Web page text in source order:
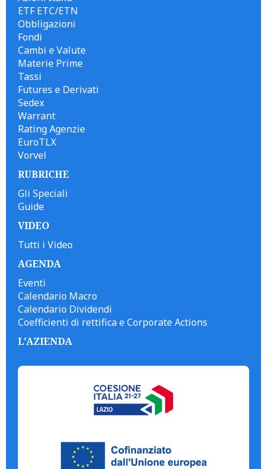
ETF ETC/ETN
Obbligazioni
Fondi
Cambi e Valute
Materie Prime
Tassi
Futures e Derivati
Sedex
Warrant
Rating Agenzie
EuroTLX
Vorvel
RUBRICHE
Gli Speciali
Guide
VIDEO
Tutti i Video
AGENDA
Eventi
Calendario Macro
Calendario Dividendi
Coefficienti di rettifica e Corporate Actions
L'AZIENDA